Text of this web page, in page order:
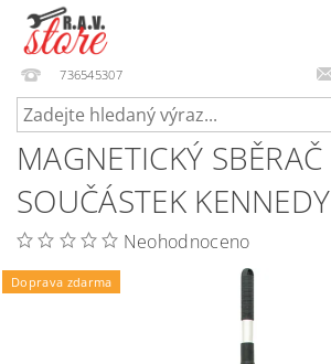
736545307
MAGNETICKÝ SBĚRAČ
SOUČÁSTEK KENNEDY
Neohodnoceno
Doprava zdarma